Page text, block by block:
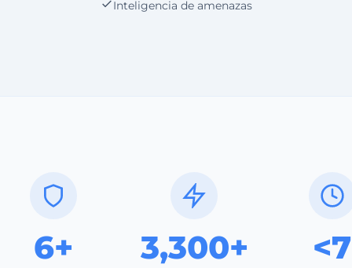
Inteligencia de amenazas
10+ 5,000+